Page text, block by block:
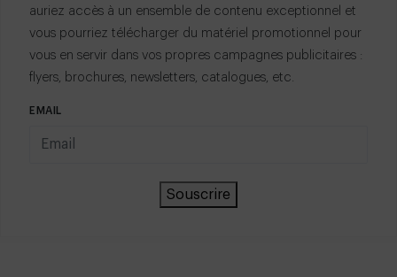
auriez accès à un ensemble de contenu exceptionnel et
vous pourriez télécharger du matériel promotionnel pour
vous en servir dans vos propres campagnes publicitaires :
flyers, brochures, newsletters, catalogues, etc.
EMAIL
Souscrire